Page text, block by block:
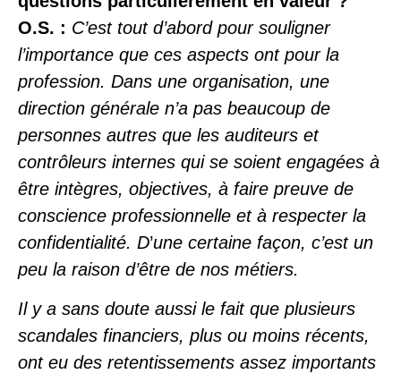
O.S. : C’est tout d’abord pour souligner
l’importance que ces aspects ont pour la
profession. Dans une organisation, une
direction générale n’a pas beaucoup de
personnes autres que les auditeurs et
contrôleurs internes qui se soient engagées à
être intègres, objectives, à faire preuve de
conscience professionnelle et à respecter la
confidentialité. D’une certaine façon, c’est un
peu la raison d’être de nos métiers.
Il y a sans doute aussi le fait que plusieurs
scandales financiers, plus ou moins récents,
ont eu des retentissements assez importants